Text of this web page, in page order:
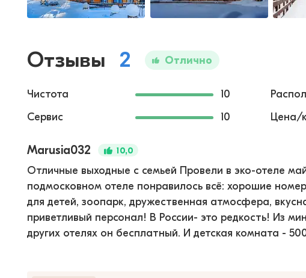
Отзывы 2 Отлично
Чистота 10
Сервис
10 Цена/
Marusia032 10,0
Отличные выходные с семьей Провели в эко-отеле
подмосковном отеле понравилось всё: хорошие
для детей, зоопарк, дружественная атмосфера,
приветливый персонал! В России- это редкость! Из
других отелях он бесплатный. И детская комната -